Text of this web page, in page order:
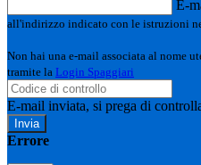
E-
all'indirizzo indicato con le istruzioni
Non hai una e-mail associata al nome
tramite la Login Spaggiari
E-mail inviata, si prega di
Errore